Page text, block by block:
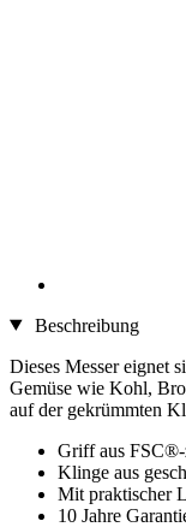
Beschreibung
Dieses Messer eignet
Gemüse wie Kohl,
auf der gekrümmten
Griff aus
Klinge aus
Mit praktischer
10 Jahre